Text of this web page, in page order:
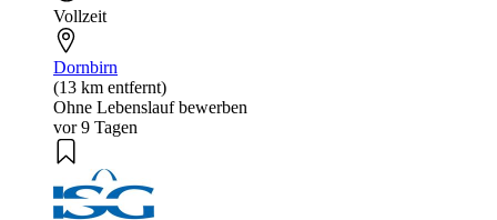
Vollzeit
Dornbirn
(13 km entfernt)
Ohne Lebenslauf bewerben
vor 9 Tagen